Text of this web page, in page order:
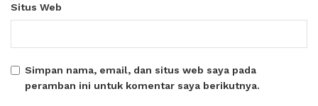
Situs Web
Simpan nama, email, dan situs web saya pada
peramban ini untuk komentar saya berikutnya.